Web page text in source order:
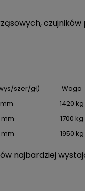
szer/gł) Waga
1420 kg
mm 1700 kg
mm 1950 kg
najbardziej